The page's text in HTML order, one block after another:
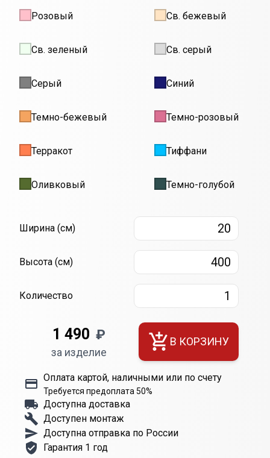
Розовый Св. бежевый
Св. зеленый Св. серый
Серый Синий
Темно-бежевый Темно-розовый
Терракот Тиффани
Оливковый Темно-голубой
Ширина
Высота
Ширина (см)
Высота (см)
Количество
1 490 ₽
за изделие
В КОРЗИНУ
Оплата картой, наличными или по счету
Требуется предоплата 50%
Доступна доставка
Доступен монтаж
Доступна отправка по России
Гарантия 1 год